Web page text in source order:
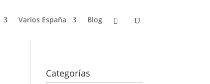
Varios España Blog
Categorías